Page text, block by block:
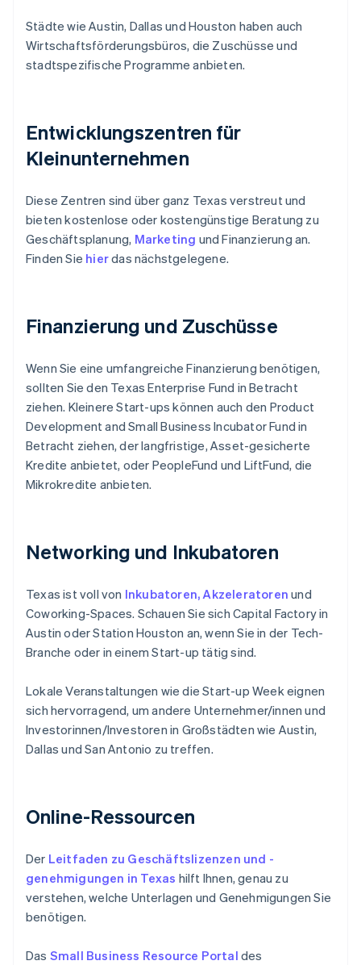
Städte wie Austin, Dallas und Houston haben auch
Wirtschaftsförderungsbüros, die Zuschüsse und
stadtspezifische Programme anbieten.
Entwicklungszentren für
Kleinunternehmen
Diese Zentren sind über ganz Texas verstreut und
bieten kostenlose oder kostengünstige Beratung zu
Geschäftsplanung, Marketing und Finanzierung an.
Finden Sie hierdas nächstgelegene.
Finanzierung und Zuschüsse
Wenn Sie eine umfangreiche Finanzierung benötigen,
sollten Sie den Texas Enterprise Fund in Betracht
ziehen. Kleinere Start-ups können auch den Product
Development and Small Business Incubator Fund in
Betracht ziehen, der langfristige, Asset-gesicherte
Kredite anbietet, oder PeopleFund und LiftFund, die
Mikrokredite anbieten.
Networking und Inkubatoren
Texas ist voll von Inkubatoren, Akzeleratoren und
Coworking-Spaces. Schauen Sie sich Capital Factory in
Austin oder Station Houston an, wenn Sie in der Tech-
Branche oder in einem Start-up tätig sind.
Lokale Veranstaltungen wie die Start-up Week eignen
sich hervorragend, um andere Unternehmer/innen und
Investorinnen/Investoren in Großstädten wie Austin,
Dallas und San Antonio zu treffen.
Online-Ressourcen
Der Leitfaden zu Geschäftslizenzen und -
genehmigungen in Texas hilft Ihnen, genau zu
verstehen, welche Unterlagen und Genehmigungen Sie
benötigen.
Das Small Business Resource Portal des